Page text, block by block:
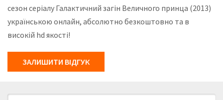
сезон серіалу Галактичний загін Величного принца (2013)
українською онлайн, абсолютно безкоштовно та в
високій hd якості!
ЗАЛИШИТИ ВІДГУК